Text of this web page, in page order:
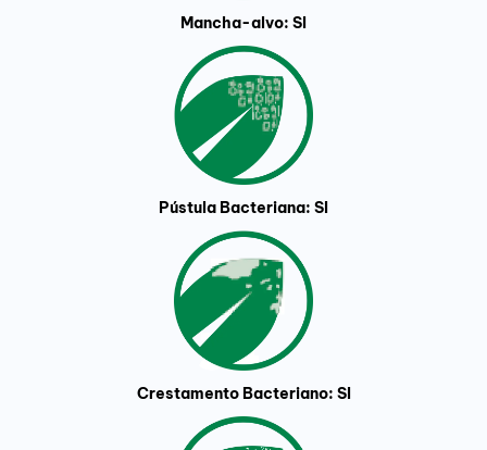
Mancha-alvo: SI
Pústula Bacteriana: SI
Crestamento Bacteriano: SI